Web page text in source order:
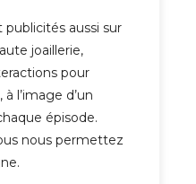
aussi sur
joaillerie,
pour
l’image d’un
épisode.
nous permettez